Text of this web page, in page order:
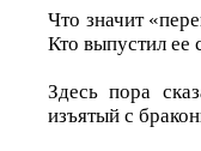
Что значит
Кто выпустил ее
Здесь пора
изъятый с